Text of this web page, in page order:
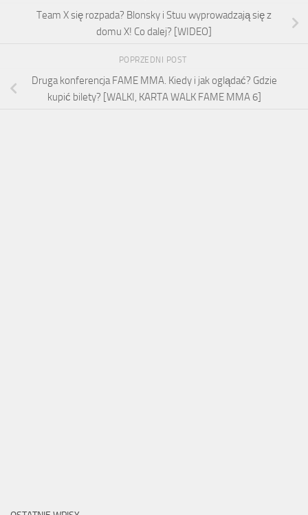
Team X się rozpada? Blonsky i Stuu wyprowadzają się z
domu X! Co dalej? [WIDEO]
POPRZEDNI POST
Druga konferencja FAME MMA. Kiedy i jak oglądać? Gdzie
kupić bilety? [WALKI, KARTA WALK FAME MMA 6]